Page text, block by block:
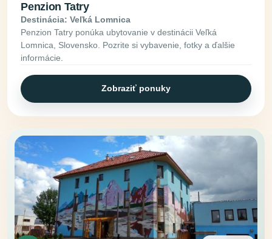
Penzion Tatry
Destinácia: Veľká Lomnica
Penzion Tatry ponúka ubytovanie v destinácii Veľká
Lomnica, Slovensko. Pozrite si vybavenie, fotky a ďalšie
informácie.
Zobraziť ponuky